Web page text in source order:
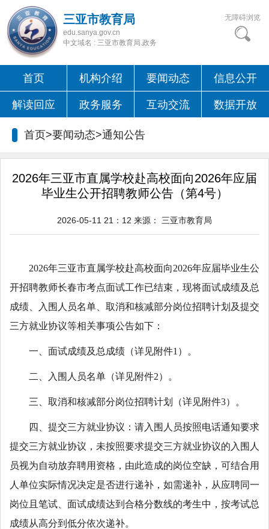
三亚市教育局
edu.sanya.gov.cn
中文域名 : 三亚市教育局.政务
无障碍浏览
首页 机构介绍 要闻动态 信息公开
解读回应 政务服务 互动交流 数据开放
首页>要闻动态>通知公告
2026年三亚市直属学校赴高校面向2026年应届
毕业生公开招聘教师公告（第4号）
2026-05-11 21：12 来源： 三亚市教育局
2026年三亚市直属学校赴高校面向2026年应届毕业生公
开招聘教师长春市考点面试工作已结束，现将面试成绩及总
成绩、入围人员名单、取消和核减部分岗位招聘计划及提交
三方就业协议等相关事项公告如下：
一、面试成绩及总成绩（详见附件1）。
二、入围人员名单（详见附件2）。
三、取消和核减部分岗位招聘计划（详见附件3）。
四、提交三方就业协议：请入围人员按照电话通知要求
提交三方就业协议，未按照要求提交三方就业协议的入围人
员视为自动放弃聘用资格，由此造成的岗位空缺，可结合用
人单位实际情况决定是否进行递补，如需递补，从应聘同一
岗位且笔试、面试成绩达到合格分数线的考生中，按考试总
成绩从高分到低分依次递补。